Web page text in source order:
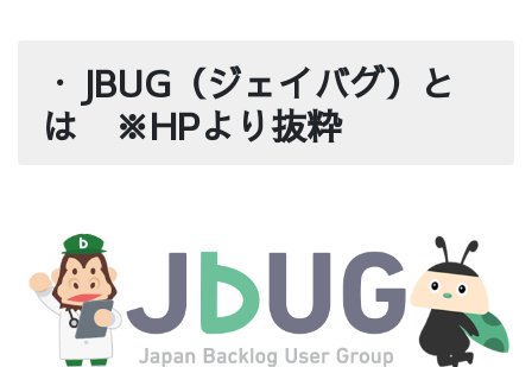
・ JBUG（ジェイバグ）と
は ※HPより抜粋